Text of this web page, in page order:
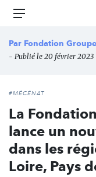
Aller
principal
Menu
Par Fondation
- Publié le 20 février 2023
#MÉCÉNAT
La
lance un
dans les
Loire, Pays